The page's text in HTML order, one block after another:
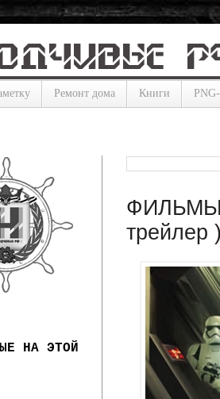
Ремонт дома Книги
ФИЛЬМЫ:
трейлер
НА ЭТОЙ